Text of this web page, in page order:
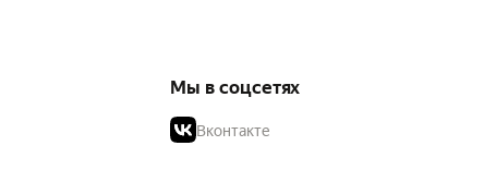
Мы в соцсетях
Вконтакте